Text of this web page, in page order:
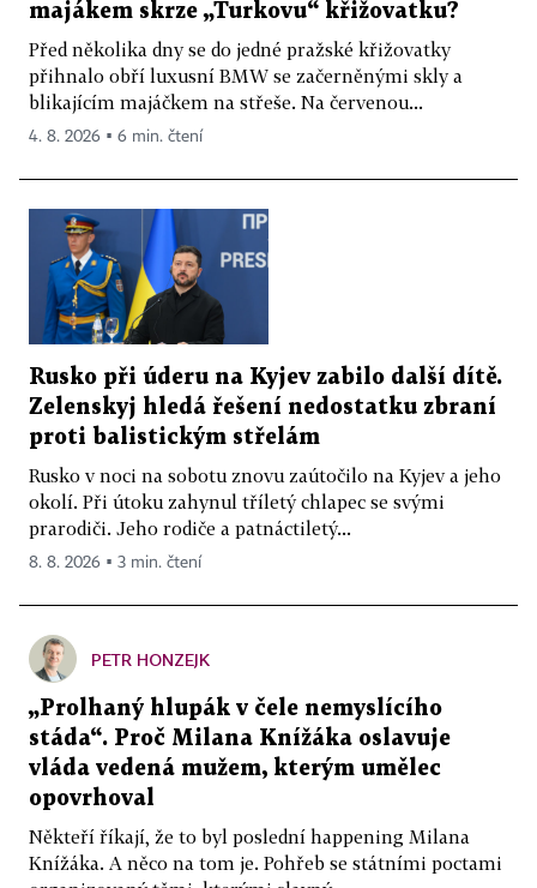
majákem skrze „Turkovu“ křižovatku?
Před několika dny se do jedné pražské křižovatky
přihnalo obří luxusní BMW se začerněnými skly a
blikajícím majáčkem na střeše. Na červenou...
4. 8. 2026 ▪ 6 min. čtení
Rusko při úderu na Kyjev zabilo další dítě.
Zelenskyj hledá řešení nedostatku zbraní
proti balistickým střelám
Rusko v noci na sobotu znovu zaútočilo na Kyjev a jeho
okolí. Při útoku zahynul tříletý chlapec se svými
prarodiči. Jeho rodiče a patnáctiletý...
8. 8. 2026 ▪ 3 min. čtení
PETR HONZEJK
„Prolhaný hlupák v čele nemyslícího
stáda“. Proč Milana Knížáka oslavuje
vláda vedená mužem, kterým umělec
opovrhoval
Někteří říkají, že to byl poslední happening Milana
Knížáka. A něco na tom je. Pohřeb se státními poctami